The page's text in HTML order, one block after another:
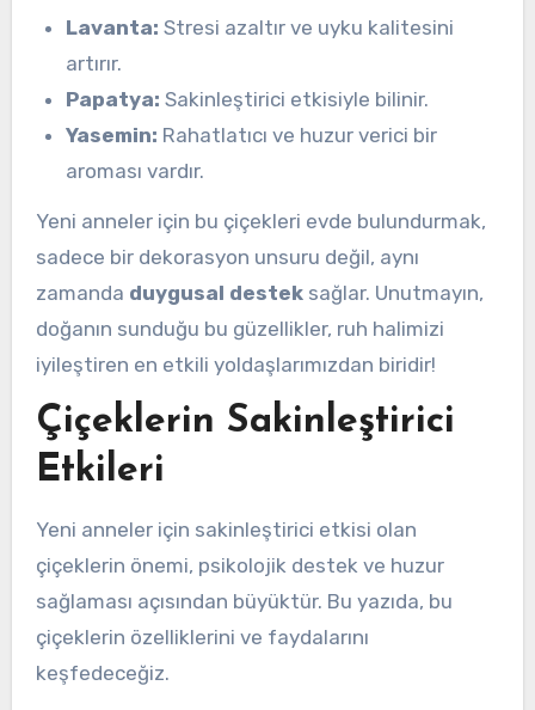
Lavanta: Stresi azaltır ve uyku kalitesini
artırır.
Papatya: Sakinleştirici etkisiyle bilinir.
Yasemin: Rahatlatıcı ve huzur verici bir
aroması vardır.
Yeni anneler için bu çiçekleri evde bulundurmak,
sadece bir dekorasyon unsuru değil, aynı
zamanda duygusal desteksağlar. Unutmayın,
doğanın sunduğu bu güzellikler, ruh halimizi
iyileştiren en etkili yoldaşlarımızdan biridir!
Çiçeklerin Sakinleştirici
Etkileri
Yeni anneler için sakinleştirici etkisi olan
çiçeklerin önemi, psikolojik destek ve huzur
sağlaması açısından büyüktür. Bu yazıda, bu
çiçeklerin özelliklerini ve faydalarını
keşfedeceğiz.